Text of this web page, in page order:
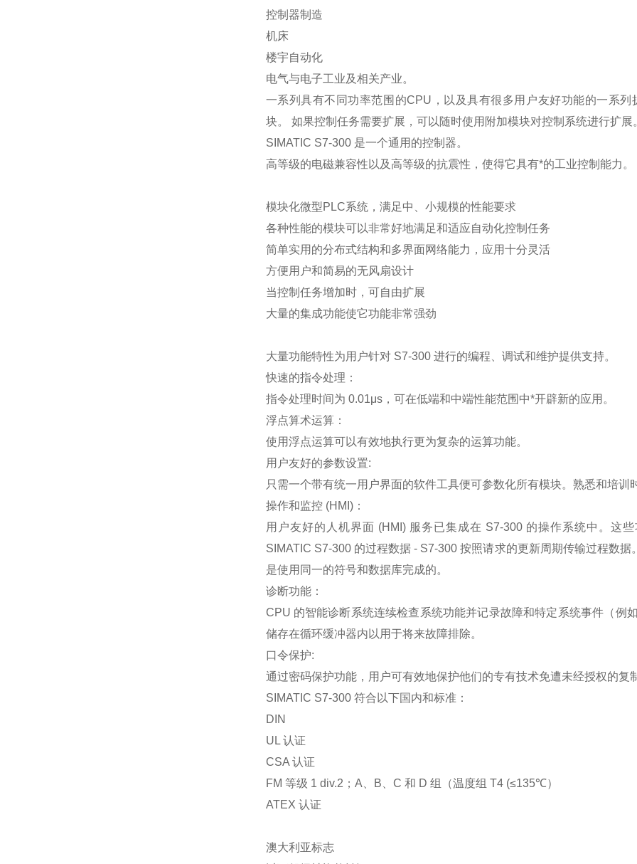
控制器制造
机床
楼宇自动化
电气与电子工业及相关产业。
一系列具有不同功率范围的CPU，以及具有很多用户友好功能的一系
块。 如果控制任务需要扩展，可以随时使用附加模块对控制系统进行扩展。
SIMATIC S7-300 是一个通用的控制器。
高等级的电磁兼容性以及高等级的抗震性，使得它具有*的工业控制能力。
模块化微型PLC系统，满足中、小规模的性能要求
各种性能的模块可以非常好地满足和适应自动化控制任务
简单实用的分布式结构和多界面网络能力，应用十分灵活
方便用户和简易的无风扇设计
当控制任务增加时，可自由扩展
大量的集成功能使它功能非常强劲
大量功能特性为用户针对 S7-300 进行的编程、调试和维护提供支持。
快速的指令处理：
指令处理时间为 0.01μs，可在低端和中端性能范围中*开辟新的应用。
浮点算术运算：
使用浮点运算可以有效地执行更为复杂的运算功能。
用户友好的参数设置:
只需一个带有统一用户界面的软件工具便可参数化所有模块。熟悉和培训
操作和监控 (HMI)：
用户友好的人机界面 (HMI) 服务已集成在 S7-300 的操作系统中。这
SIMATIC S7-300 的过程数据 - S7-300 按照请求的更新周期传输过程数
是使用同一的符号和数据库完成的。
诊断功能：
CPU 的智能诊断系统连续检查系统功能并记录故障和特定系统事件（例
储存在循环缓冲器内以用于将来故障排除。
口令保护:
通过密码保护功能，用户可有效地保护他们的专有技术免遭未经授权的复
SIMATIC S7-300 符合以下国内和标准：
DIN
UL 认证
CSA 认证
FM 等级 1 div.2；A、B、C 和 D 组（温度组 T4 (≤135℃）
ATEX 认证
澳大利亚标志